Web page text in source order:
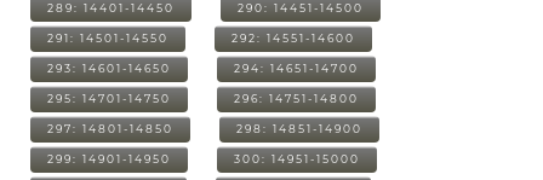
289: 14401-14450 290: 14451-14500
291: 14501-14550 292: 14551-14600
293: 14601-14650 294: 14651-14700
295: 14701-14750 296: 14751-14800
297: 14801-14850 298: 14851-14900
299: 14901-14950 300: 14951-15000